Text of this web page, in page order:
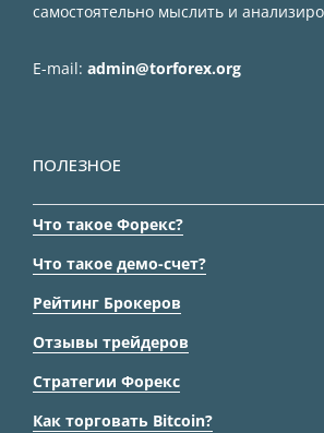
самостоятельно мыслить и
E-mail: admin@torforex.org
ПОЛЕЗНОЕ
Что такое Форекс?
Что такое демо-счет?
Рейтинг Брокеров
Отзывы трейдеров
Стратегии Форекс
Как торговать Bitcoin?